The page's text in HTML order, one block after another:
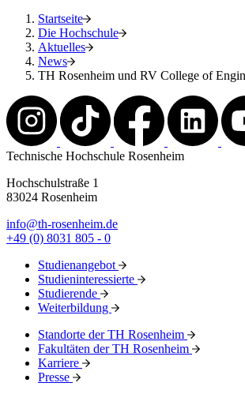
Startseite
Die Hochschule
Aktuelles
News
TH Rosenheim und RV College of
Technische Hochschule Rosenheim
Hochschulstraße 1
83024 Rosenheim
info@th-rosenheim.de
+49 (0) 8031 805 - 0
Studienangebot
Studieninteressierte
Studierende
Weiterbildung
Standorte der TH Rosenheim
Fakultäten der TH Rosenheim
Karriere
Presse